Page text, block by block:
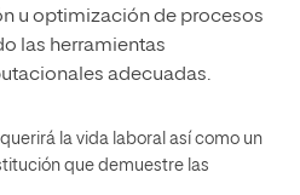
u optimización de procesos
las herramientas
adecuadas.
la vida laboral así como un
que demuestre las